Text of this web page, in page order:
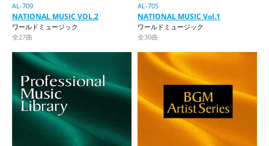
AL-709
NATIONAL MUSIC VOL.2
ワールドミュージック
全27曲
AL-705
NATIONAL MUSIC Vol.1
ワールドミュージック
全30曲